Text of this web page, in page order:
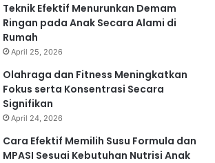
Teknik Efektif Menurunkan Demam
Ringan pada Anak Secara Alami di
Rumah
April 25, 2026
Olahraga dan Fitness Meningkatkan
Fokus serta Konsentrasi Secara
Signifikan
April 24, 2026
Cara Efektif Memilih Susu Formula dan
MPASI Sesuai Kebutuhan Nutrisi Anak